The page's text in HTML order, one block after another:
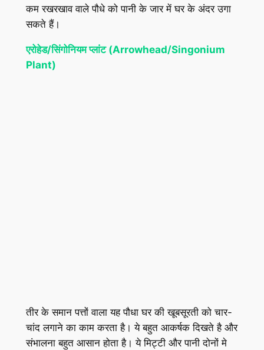
कम रखरखाव वाले पौधे को पानी के जार में घर के अंदर उगा
सकते हैं।
एरोहेड/सिंगोनियम प्लांट (Arrowhead/Singonium
Plant)
तीर के समान पत्तों वाला यह पौधा घर की खूबसूरती को चार-
चांद लगाने का काम करता है। ये बहुत आकर्षक दिखते है और
संभालना बहुत आसान होता है। ये मिट्टी और पानी दोनों मे